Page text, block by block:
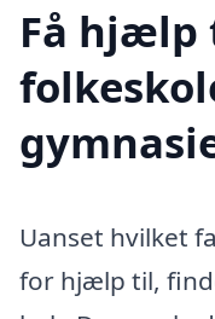
Få hjælp
Uanset hvilket
for hjælp til,